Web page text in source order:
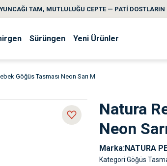
TAM, MUTLULUĞU CEPTE — PATİ DOSTLARIN
Sürüngen Yeni Ürünler
Göğüs Tasması Neon Sarı M
Natura
Neon
Marka NATURA
Kategori Göğüs